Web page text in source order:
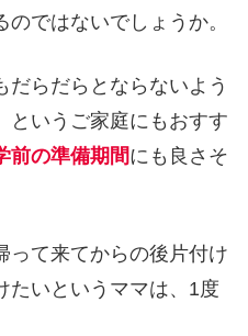
ではないでしょうか。
だらだらとならないよう
というご家庭にもおすす
前の準備期間にも良さそ
って来てからの後片付け
たいというママは、1度